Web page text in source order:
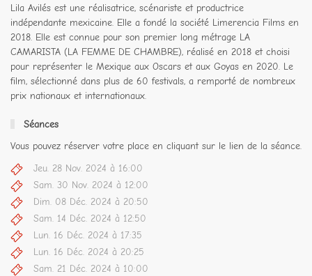
Lila Avilés est une réalisatrice, scénariste et productrice
indépendante mexicaine. Elle a fondé la société Limerencia Films en
2018. Elle est connue pour son premier long métrage LA
CAMARISTA (LA FEMME DE CHAMBRE), réalisé en 2018 et choisi
pour représenter le Mexique aux Oscars et aux Goyas en 2020. Le
film, sélectionné dans plus de 60 festivals, a remporté de nombreux
prix nationaux et internationaux.
Séances
Vous pouvez réserver votre place en cliquant sur le lien de la séance.
Jeu. 28 Nov. 2024 à 16:00
Sam. 30 Nov. 2024 à 12:00
Dim. 08 Déc. 2024 à 20:50
Sam. 14 Déc. 2024 à 12:50
Lun. 16 Déc. 2024 à 17:35
Lun. 16 Déc. 2024 à 20:25
Sam. 21 Déc. 2024 à 10:00